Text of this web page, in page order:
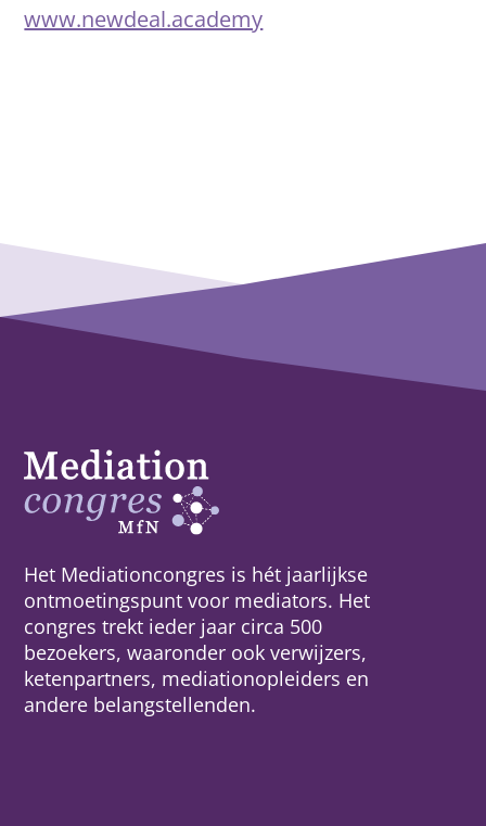
www.newdeal.academy
Het Mediationcongres is hét jaarlijkse
ontmoetingspunt voor mediators. Het
congres trekt ieder jaar circa 500
bezoekers, waaronder ook verwijzers,
ketenpartners, mediationopleiders en
andere belangstellenden.